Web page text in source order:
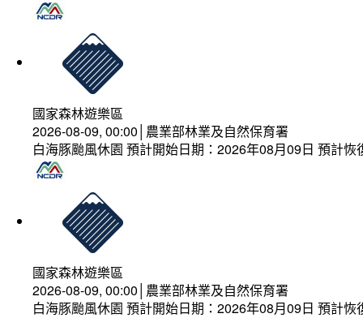
國家森林遊樂區
2026-08-09, 00:00│農業部林業及自然保育署
白海豚颱風休園 預計開始日期：2026年08月09日 預計
國家森林遊樂區
2026-08-09, 00:00│農業部林業及自然保育署
白海豚颱風休園 預計開始日期：2026年08月09日 預計